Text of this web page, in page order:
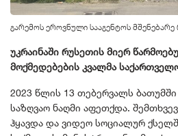
გარემოს ეროვნული სააგენტოს
უკრაინაში რუსეთის მიერ
მოქმედებების კვალმა
2023 წლის 13 თებერვალს
საზღვაო ნაღმი აფეთქდა.
ჰყავდა და ვიდეო სოციალურ